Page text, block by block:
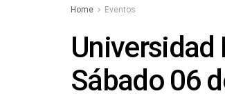
Home Eventos
Universidad
Sábado 06